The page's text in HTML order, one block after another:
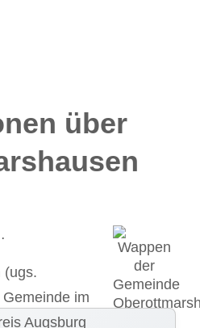
über
(ugs.
im
Augsburg